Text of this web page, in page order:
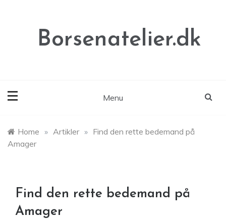
Borsenatelier.dk
Menu
Home » Artikler » Find den rette bedemand på
Amager
Find den rette bedemand på
Amager